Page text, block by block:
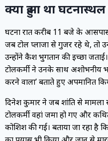
क्या हुआ था घटनास्थल
घटना रात करीब 11 बजे के
जब टोल प्लाजा से गुजर रहे थे, तो
उन्होंने कैश भुगतान की इच्छा
टोलकर्मी ने उनके साथ अशोभनीय
करने वाला’ बताते हुए अपमानित
दिनेश कुमार ने जब शांति से
टोलकर्मी वहां जमा हो गए और
कोशिश की गई। बताया जा रहा है